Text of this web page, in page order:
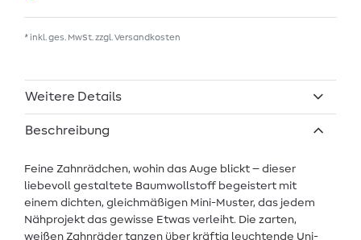
* inkl. ges. MwSt. zzgl. Versandkosten
Weitere Details
Beschreibung
Feine Zahnrädchen, wohin das Auge blickt – dieser
liebevoll gestaltete Baumwollstoff begeistert mit
einem dichten, gleichmäßigen Mini-Muster, das jedem
Nähprojekt das gewisse Etwas verleiht. Die zarten,
weißen Zahnräder tanzen über kräftig leuchtende Uni-